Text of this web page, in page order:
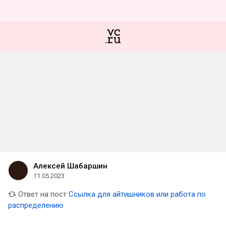
Алексей Шабаршин
11.05.2023
Ответ на пост Ссылка для айтишников или работа по
распределению